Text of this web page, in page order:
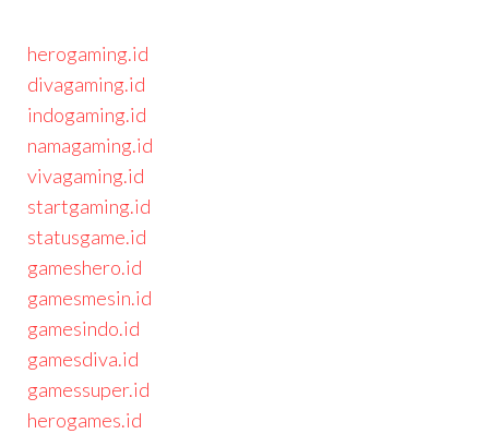
herogaming.id
divagaming.id
indogaming.id
namagaming.id
vivagaming.id
startgaming.id
statusgame.id
gameshero.id
gamesmesin.id
gamesindo.id
gamesdiva.id
gamessuper.id
herogames.id